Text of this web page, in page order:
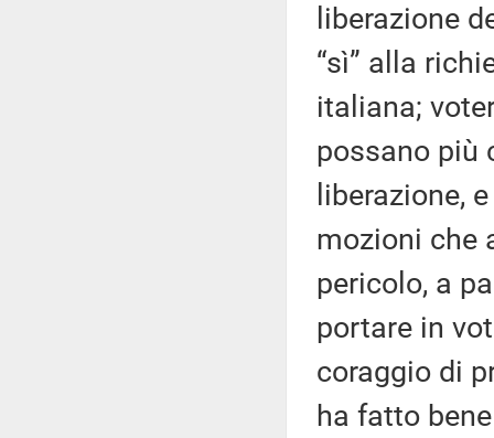
liberazione
“sì” alla
italiana;
possano più
liberazione,
mozioni che
pericolo, a
portare in
coraggio di
ha fatto